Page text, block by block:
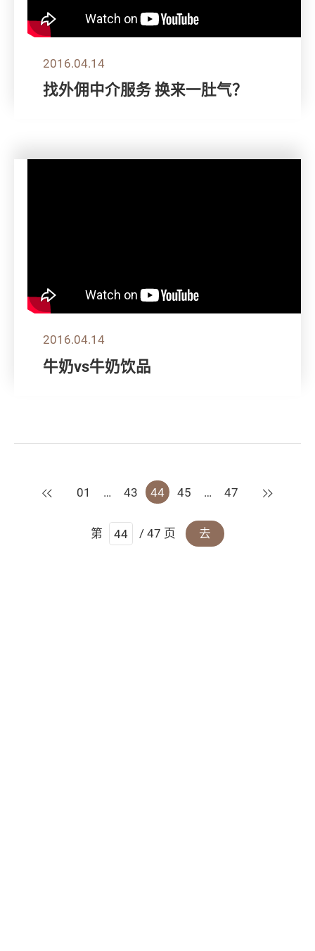
2016.04.14
找外佣中介服务 换来一肚气？
2016.04.14
牛奶vs牛奶饮品
上一页
01 … 43 44 45 … 47 下一页
第 / 47 页 去